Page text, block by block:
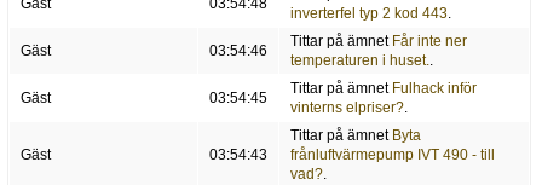
Gäst 03:54:48
inverterfel typ 2 kod 443.
Gäst 03:54:46
Tittar på ämnet Får inte ner
temperaturen i huset..
Gäst 03:54:45
Tittar på ämnet Fulhack inför
vinterns elpriser?.
Gäst 03:54:43
Tittar på ämnet Byta
frånluftvärmepump IVT 490 - till
vad?.